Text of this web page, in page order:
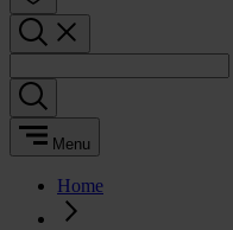
Menu
Home